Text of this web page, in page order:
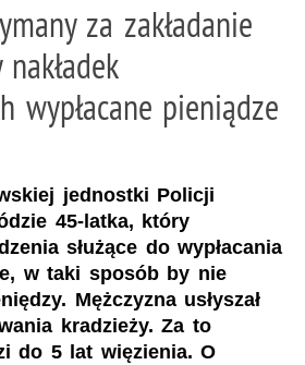
za zakładanie
wypłacane pieniądze
jednostki Policji
45-latka, który
służące do wypłacania
w taki sposób by nie
Mężczyzna usłyszał
kradzieży. Za to
do 5 lat więzienia. O